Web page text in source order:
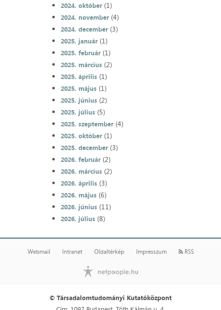
2024. október(1)
2024. november(4)
2024. december(3)
2025. január(1)
2025. február(1)
2025. március(2)
2025. április(1)
2025. május(1)
2025. június(2)
2025. július(5)
2025. szeptember(4)
2025. október(1)
2025. december(3)
2026. február(2)
2026. március(2)
2026. április(3)
2026. május(6)
2026. június(11)
2026. július(8)
Webmail Intranet Oldaltérkép Impresszum RSS
© Társadalomtudományi Kutatóközpont